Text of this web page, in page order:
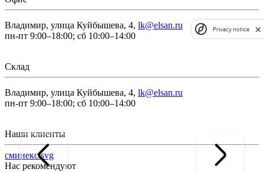
Владимир, улица Куйбышева, 4, lk@elsan.ru
пн-пт 9:00–18:00; сб 10:00–14:00
Склад
Владимир, улица Куйбышева, 4, lk@elsan.ru
пн-пт 9:00–18:00; сб 10:00–14:00
Наши клиенты
сминекс.svg
Нас рекомендуют
Privacy notice